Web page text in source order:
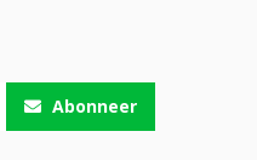
Abonneer